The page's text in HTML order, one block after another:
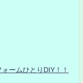
ームひとりDIY！！